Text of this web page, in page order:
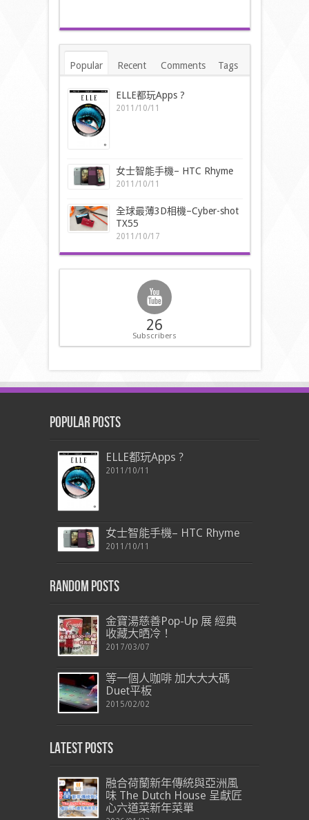
Popular Recent Comments Tags
ELLE都玩Apps ?
2011/10/11
女士智能手機– HTC Rhyme
2011/10/11
全球最薄3D相機–Cyber-shot
TX55
2011/10/17
26
Subscribers
Popular Posts
ELLE都玩Apps ?
2011/10/11
女士智能手機– HTC Rhyme
2011/10/11
Random Posts
金寶湯慈善Pop-Up 展 經典
收藏大晒冷！
2017/03/07
等一個人咖啡 加大大大碼
Duet平板
2015/02/02
Latest Posts
融合荷蘭新年傳統與亞洲風
味 The Dutch House 呈獻匠
心六道菜新年菜單